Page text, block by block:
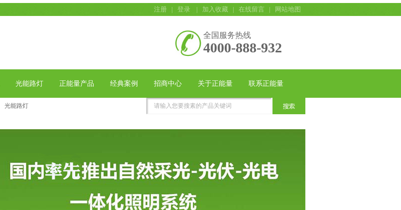
注册 | 登录 | 加入收藏 | 在线留言 | 网站地图
全国服务热线
4000-888-932
光能路灯 正能量产品 经典案例 招商中心 关于正能量 联系正能量
光能路灯